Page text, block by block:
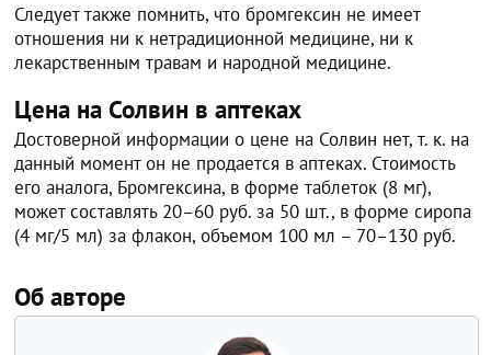
Следует также помнить, что бромгексин не имеет
отношения ни к нетрадиционной медицине, ни к
лекарственным травам и народной медицине.
Цена на Солвин в аптеках
Достоверной информации о цене на Солвин нет, т. к. на
данный момент он не продается в аптеках. Стоимость
его аналога, Бромгексина, в форме таблеток (8 мг),
может составлять 20–60 руб. за 50 шт., в форме сиропа
(4 мг/5 мл) за флакон, объемом 100 мл – 70–130 руб.
Об авторе